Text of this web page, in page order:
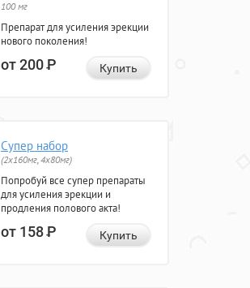
100 мг
Препарат для усиления эрекции
нового поколения!
от 200Р Купить
Супер набор
(2х160мг, 4х80мг)
Попробуй все супер препараты
для усиления эрекции и
продления полового акта!
от 158Р Купить